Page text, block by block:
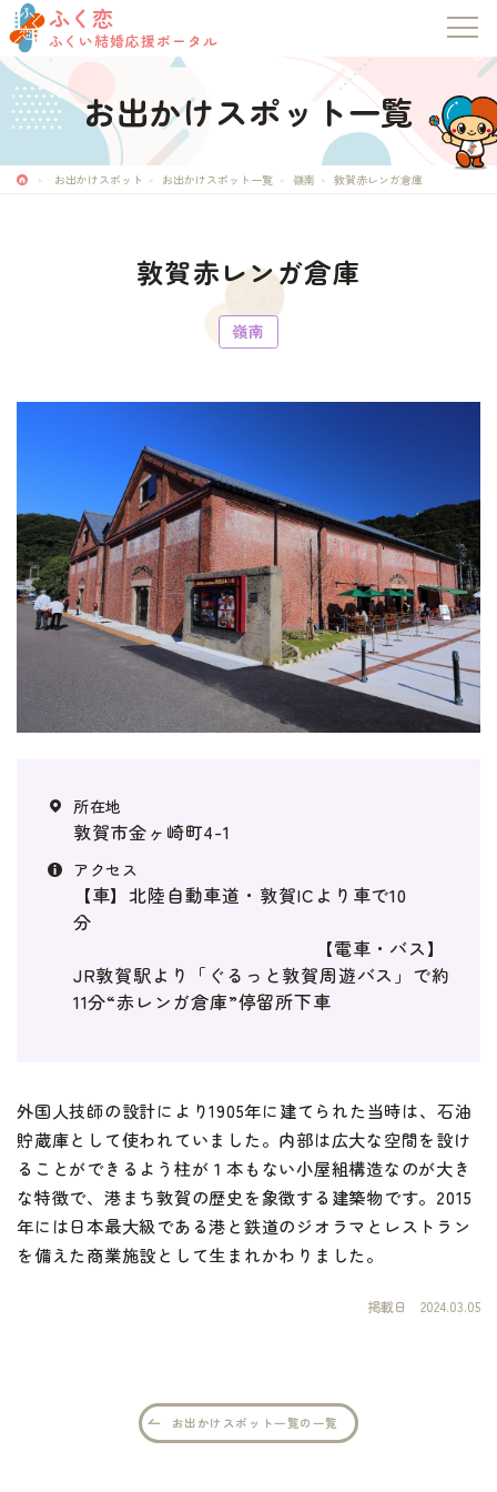
ふく恋
ふくい結婚応援ポータル
成婚者の声
イベント・セミナー
婚活支援事業
お役立ち情報
ふくい婚活サポートセンターについて
このサイトについて・問合せ先
サイトマップ
お出かけスポット一覧
お出かけスポット お出かけスポット一覧 嶺南 敦賀赤レンガ倉庫
敦賀赤レンガ倉庫
嶺南
敦賀市金ヶ崎町4-1
【車】北陸自動車道・敦賀ICより車で10
分
【電車・バス】
JR敦賀駅より「ぐるっと敦賀周遊バス」で約
11分“赤レンガ倉庫”停留所下車
外国人技師の設計により1905年に建てられた当時は、石油
貯蔵庫として使われていました。内部は広大な空間を設け
ることができるよう柱が１本もない小屋組構造なのが大き
な特徴で、港まち敦賀の歴史を象徴する建築物です。2015
年には日本最大級である港と鉄道のジオラマとレストラン
を備えた商業施設として生まれかわりました。
掲載日 2024.03.05
お出かけスポット一覧の一覧